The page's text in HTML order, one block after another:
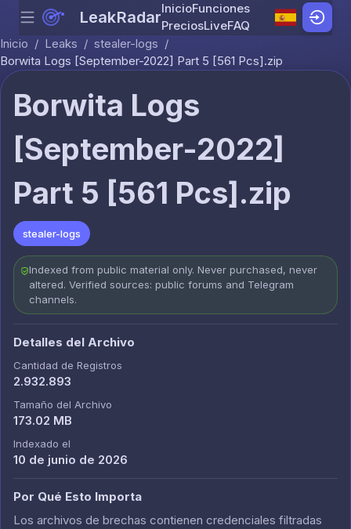
Skip to content
Menu LeakRadarInicioFunciones
PreciosLiveFAQ
Inicio / Leaks / stealer-logs /
Borwita Logs [September-2022] Part 5 [561 Pcs].zip
Borwita Logs
[September-2022]
Part 5 [561 Pcs].zip
stealer-logs
Indexed from public material only. Never purchased, never
altered. Verified sources: public forums and Telegram
channels.
Detalles del Archivo
Cantidad de Registros
2.932.893
Tamaño del Archivo
173.02 MB
Indexado el
10 de junio de 2026
Por Qué Esto Importa
Los archivos de brechas contienen credenciales filtradas